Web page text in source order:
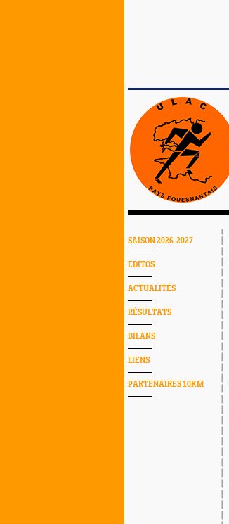
SAISON 2026-2027
EDITOS
ACTUALITÉS
RÉSULTATS
BILANS
LIENS
PARTENAIRES 10KM